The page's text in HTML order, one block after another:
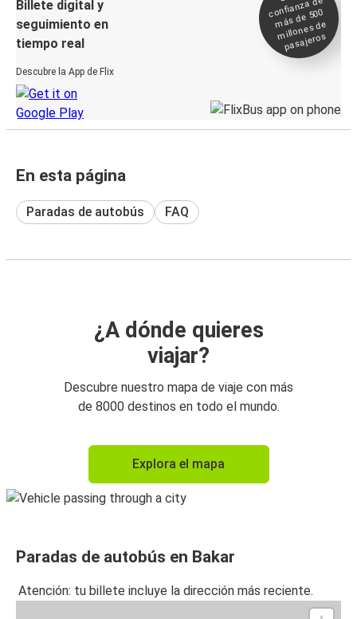
Billete digital y
seguimiento en
tiempo real
Descubre la App de Flix
confianza de
más de 500
millones de
pasajeros
En esta página
Paradas de autobús FAQ
¿A dónde quieres
viajar?
Descubre nuestro mapa de viaje con más
de 8000 destinos en todo el mundo.
Explora el mapa
Paradas de autobús en Bakar
Atención: tu billete incluye la dirección más reciente.